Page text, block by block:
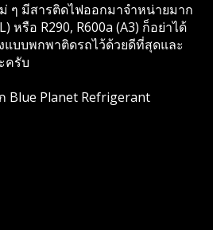
ๆ มีสารติดไฟออกมาจำหน่ายมาก
หรือ R290, R600a (A3) ก็อย่าได้
แบบพกพาติดรถไว้ด้วยดีที่สุดและ
ครับ
Blue Planet Refrigerant